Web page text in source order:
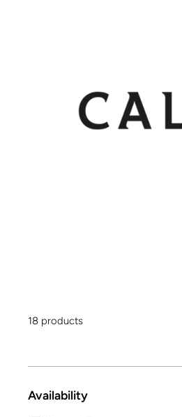
18 products
Availability